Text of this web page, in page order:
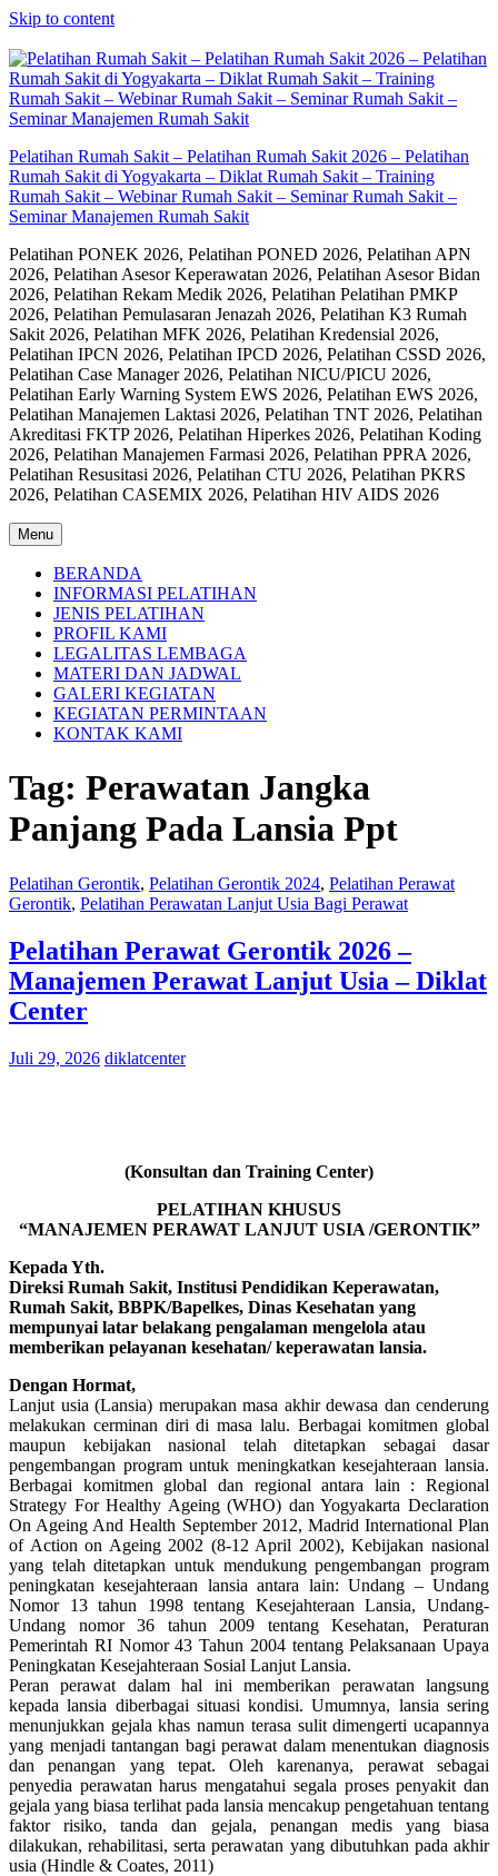
Skip to content
Pelatihan Rumah Sakit – Pelatihan Rumah Sakit 2026 – Pelatihan
Rumah Sakit di Yogyakarta – Diklat Rumah Sakit – Training
Rumah Sakit – Webinar Rumah Sakit – Seminar Rumah Sakit –
Seminar Manajemen Rumah Sakit
Pelatihan PONEK 2026, Pelatihan PONED 2026, Pelatihan APN
2026, Pelatihan Asesor Keperawatan 2026, Pelatihan Asesor Bidan
2026, Pelatihan Rekam Medik 2026, Pelatihan Pelatihan PMKP
2026, Pelatihan Pemulasaran Jenazah 2026, Pelatihan K3 Rumah
Sakit 2026, Pelatihan MFK 2026, Pelatihan Kredensial 2026,
Pelatihan IPCN 2026, Pelatihan IPCD 2026, Pelatihan CSSD 2026,
Pelatihan Case Manager 2026, Pelatihan NICU/PICU 2026,
Pelatihan Early Warning System EWS 2026, Pelatihan EWS 2026,
Pelatihan Manajemen Laktasi 2026, Pelatihan TNT 2026, Pelatihan
Akreditasi FKTP 2026, Pelatihan Hiperkes 2026, Pelatihan Koding
2026, Pelatihan Manajemen Farmasi 2026, Pelatihan PPRA 2026,
Pelatihan Resusitasi 2026, Pelatihan CTU 2026, Pelatihan PKRS
2026, Pelatihan CASEMIX 2026, Pelatihan HIV AIDS 2026
Menu
BERANDA
INFORMASI PELATIHAN
JENIS PELATIHAN
PROFIL KAMI
LEGALITAS LEMBAGA
MATERI DAN JADWAL
GALERI KEGIATAN
KEGIATAN PERMINTAAN
KONTAK KAMI
Tag: Perawatan Jangka
Panjang Pada Lansia Ppt
Pelatihan Gerontik, Pelatihan Gerontik 2024, Pelatihan Perawat
Gerontik, Pelatihan Perawatan Lanjut Usia Bagi Perawat
Pelatihan Perawat Gerontik 2026 –
Manajemen Perawat Lanjut Usia – Diklat
Center
Juli 29, 2026 diklatcenter
(Konsultan dan Training Center)
PELATIHAN KHUSUS
“MANAJEMEN PERAWAT LANJUT USIA /GERONTIK”
Kepada Yth.
Direksi Rumah Sakit, Institusi Pendidikan Keperawatan,
Rumah Sakit, BBPK/Bapelkes, Dinas Kesehatan yang
mempunyai latar belakang pengalaman mengelola atau
memberikan pelayanan kesehatan/ keperawatan lansia.
Dengan Hormat,
Lanjut usia (Lansia) merupakan masa akhir dewasa dan cenderung
melakukan cerminan diri di masa lalu. Berbagai komitmen global
maupun kebijakan nasional telah ditetapkan sebagai dasar
pengembangan program untuk meningkatkan kesejahteraan lansia.
Berbagai komitmen global dan regional antara lain : Regional
Strategy For Healthy Ageing (WHO) dan Yogyakarta Declaration
On Ageing And Health September 2012, Madrid International Plan
of Action on Ageing 2002 (8-12 April 2002), Kebijakan nasional
yang telah ditetapkan untuk mendukung pengembangan program
peningkatan kesejahteraan lansia antara lain: Undang – Undang
Nomor 13 tahun 1998 tentang Kesejahteraan Lansia, Undang-
Undang nomor 36 tahun 2009 tentang Kesehatan, Peraturan
Pemerintah RI Nomor 43 Tahun 2004 tentang Pelaksanaan Upaya
Peningkatan Kesejahteraan Sosial Lanjut Lansia.
Peran perawat dalam hal ini memberikan perawatan langsung
kepada lansia diberbagai situasi kondisi. Umumnya, lansia sering
menunjukkan gejala khas namun terasa sulit dimengerti ucapannya
yang menjadi tantangan bagi perawat dalam menentukan diagnosis
dan penangan yang tepat. Oleh karenanya, perawat sebagai
penyedia perawatan harus mengatahui segala proses penyakit dan
gejala yang biasa terlihat pada lansia mencakup pengetahuan tentang
faktor risiko, tanda dan gejala, penangan medis yang biasa
dilakukan, rehabilitasi, serta perawatan yang dibutuhkan pada akhir
usia (Hindle & Coates, 2011)